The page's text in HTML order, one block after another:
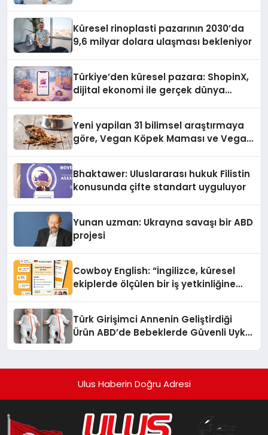
Küresel rinoplasti pazarının 2030’da
9,6 milyar dolara ulaşması bekleniyor
Türkiye’den küresel pazara: ShopinX,
dijital ekonomi ile gerçek dünya
Yeni yapilan 31 bilimsel araştırmaya
göre, Vegan Köpek Maması ve Vegan
Bhaktawer: Uluslararası hukuk Filistin
konusunda çifte standart uyguluyor
Yunan uzman: Ukrayna savaşı bir ABD
projesi
Cowboy English: “İngilizce, küresel
ekiplerde ölçülen bir iş yetkinliğine
Türk Girişimci Annenin Geliştirdiği
Ürün ABD’de Bebeklerde Güvenli Uyku
Ulus Haberin Doğru Adresi